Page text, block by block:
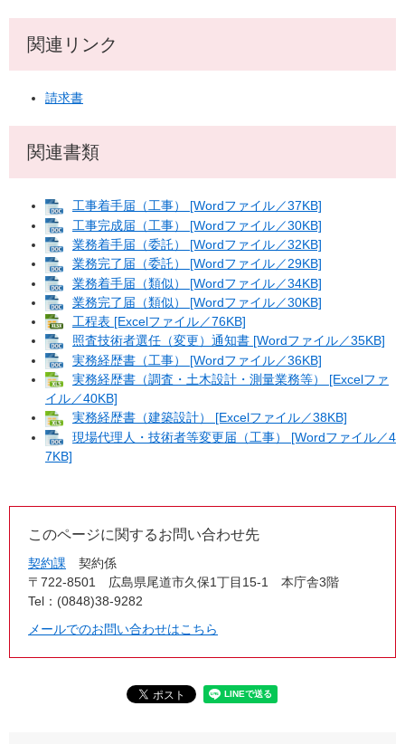
関連リンク
請求書
関連書類
工事着手届（工事） [Wordファイル／37KB]
工事完成届（工事） [Wordファイル／30KB]
業務着手届（委託） [Wordファイル／32KB]
業務完了届（委託） [Wordファイル／29KB]
業務着手届（類似） [Wordファイル／34KB]
業務完了届（類似） [Wordファイル／30KB]
工程表 [Excelファイル／76KB]
照査技術者選任（変更）通知書 [Wordファイル／35KB]
実務経歴書（工事） [Wordファイル／36KB]
実務経歴書（調査・土木設計・測量業務等） [Excelファ
イル／40KB]
実務経歴書（建築設計） [Excelファイル／38KB]
現場代理人・技術者等変更届（工事） [Wordファイル／4
7KB]
このページに関するお問い合わせ先
契約課
契約係
〒722-8501
広島県尾道市久保1丁目15-1 本庁舎3階
Tel：(0848)38-9282
メールでのお問い合わせはこちら